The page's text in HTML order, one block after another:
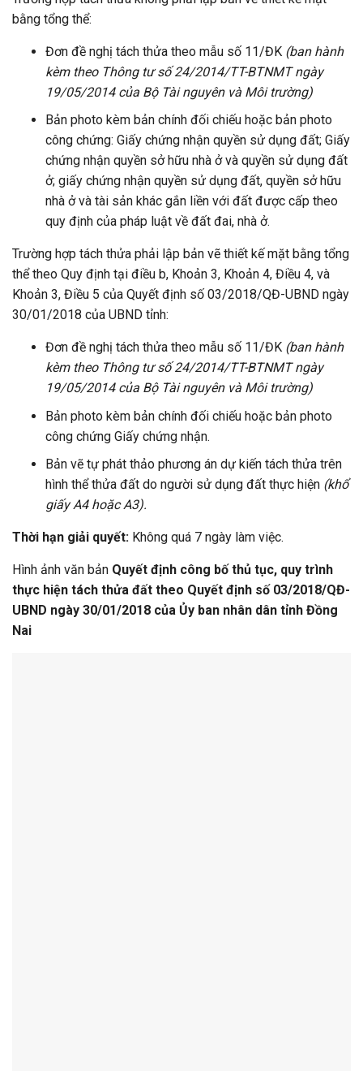
bằng tổng thể:
Đơn đề nghị tách thửa theo mẫu số 11/ĐK (ban hành
kèm theo Thông tư số 24/2014/TT-BTNMT ngày
19/05/2014 của Bộ Tài nguyên và Môi trường)
Bản photo kèm bản chính đối chiếu hoặc bản photo
công chứng: Giấy chứng nhận quyền sử dụng đất; Giấy
chứng nhận quyền sở hữu nhà ở và quyền sử dụng đất
ở; giấy chứng nhận quyền sử dụng đất, quyền sở hữu
nhà ở và tài sản khác gắn liền với đất được cấp theo
quy định của pháp luật về đất đai, nhà ở.
Trường hợp tách thửa phải lập bản vẽ thiết kế mặt bằng tổng
thể theo Quy định tại điều b, Khoản 3, Khoản 4, Điều 4, và
Khoản 3, Điều 5 của Quyết định số 03/2018/QĐ-UBND ngày
30/01/2018 của UBND tỉnh:
Đơn đề nghị tách thửa theo mẫu số 11/ĐK (ban hành
kèm theo Thông tư số 24/2014/TT-BTNMT ngày
19/05/2014 của Bộ Tài nguyên và Môi trường)
Bản photo kèm bản chính đối chiếu hoặc bản photo
công chứng Giấy chứng nhận.
Bản vẽ tự phát thảo phương án dự kiến tách thửa trên
hình thể thửa đất do người sử dụng đất thực hiện (khổ
giấy A4 hoặc A3).
Thời hạn giải quyết: Không quá 7 ngày làm việc.
Hình ảnh văn bản Quyết định công bố thủ tục, quy trình
thực hiện tách thửa đất theo Quyết định số 03/2018/QĐ-
UBND ngày 30/01/2018 của Ủy ban nhân dân tỉnh Đồng
Nai